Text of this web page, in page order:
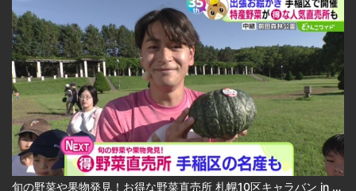
旬の野菜や果物発見！お得な野菜直売所 札幌10区キャラバン in 手稲区 2026-08-03